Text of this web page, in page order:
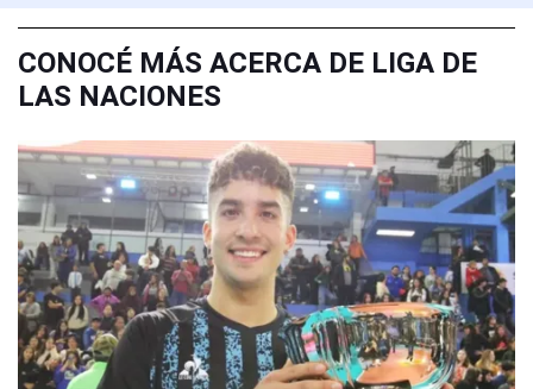
CONOCÉ MÁS ACERCA DE LIGA DE
LAS NACIONES